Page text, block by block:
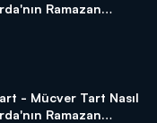
Ramazan
- Mücver Tart Nasıl
Ramazan